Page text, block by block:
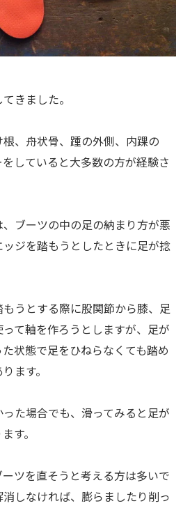
きました。
、舟状骨、踵の外側、内踝の
していると大多数の方が経験さ
ブーツの中の足の納まり方が悪
ジを踏もうとしたときに足が捻
うとする際に股関節から膝、足
て軸を作ろうとしますが、足が
状態で足をひねらなくても踏め
ます。
た場合でも、滑ってみると足が
す。
ツを直そうと考える方は多いで
しなければ、膨らましたり削っ